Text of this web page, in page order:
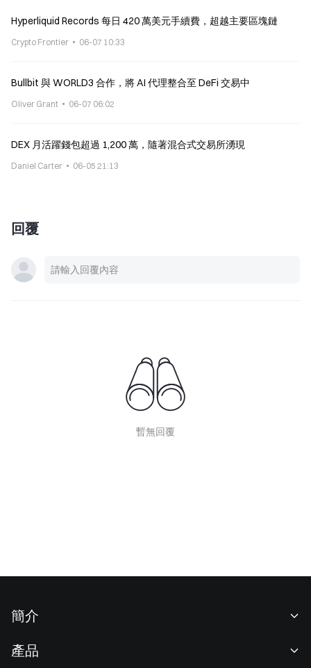
Hyperliquid Records 每日 420 萬美元手續費，超越主要區塊鏈
Crypto Frontier 06-07 10:33
Bullbit 與 WORLD3 合作，將 AI 代理整合至 DeFi 交易中
Oliver Grant 06-07 06:02
DEX 月活躍錢包超過 1,200 萬，隨著混合式交易所湧現
Daniel Carter 06-05 21:13
回覆
暫無回覆
簡介
產品